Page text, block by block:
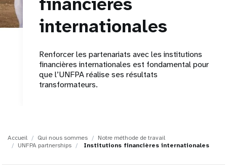
t
internationales
Renforcer les partenariats avec les institutions
financières internationales est fondamental pour
que l’UNFPA réalise ses résultats
transformateurs.
Accueil Qui nous sommes
Notre méthode de travail
UNFPA partnerships
Institutions financières internationales